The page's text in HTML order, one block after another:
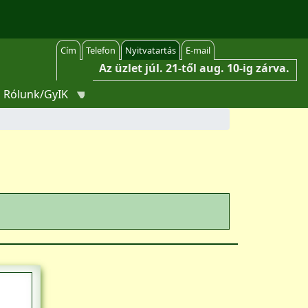
Cím Telefon Nyitvatartás E-mail
Az üzlet júl. 21-től aug. 10-ig zárva.
Rólunk/GyIK